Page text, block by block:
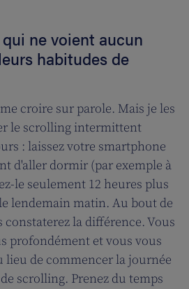
ne voient aucun
habitudes de
croire sur parole. Mais je les
le scrolling intermittent
: laissez votre smartphone
d'aller dormir (par exemple à
le seulement 12 heures plus
lendemain matin. Au bout de
la différence. Vous
profondément et vous vous
lieu de commencer la journée
scrolling. Prenez du temps